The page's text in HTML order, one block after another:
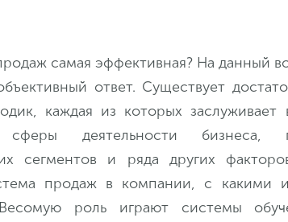
самая эффективная? На данный
ответ. Cуществует
каждая из которых
деятельности бизнеса,
сегментов и ряда других
продаж в компании, с какими
роль играют системы